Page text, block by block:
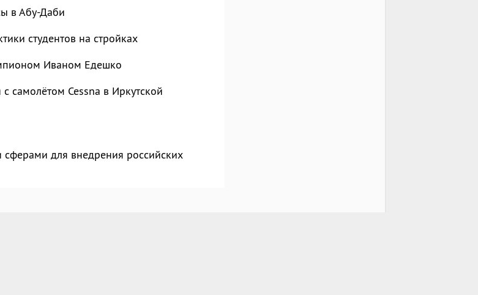
в Абу-Даби
студентов на стройках
Иваном Едешко
самолётом Cessna в Иркутской
сферами для внедрения российских